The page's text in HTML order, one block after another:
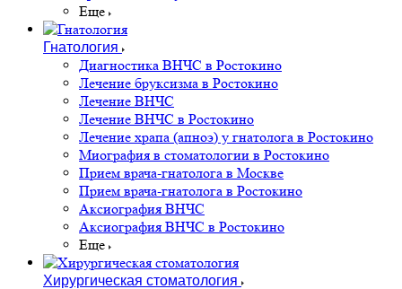
Еще
Гнатология
Диагностика ВНЧС в Ростокино
Лечение бруксизма в Ростокино
Лечение ВНЧС
Лечение ВНЧС в Ростокино
Лечение храпа (апноэ) у гнатолога в Ростокино
Миография в стоматологии в Ростокино
Прием врача-гнатолога в Москве
Прием врача-гнатолога в Ростокино
Аксиография ВНЧС
Аксиография ВНЧС в Ростокино
Еще
Хирургическая стоматология